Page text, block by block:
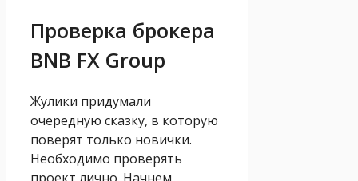
Проверка брокера
BNB FX Group
Жулики придумали
очередную сказку, в которую
поверят только новички.
Необходимо проверять